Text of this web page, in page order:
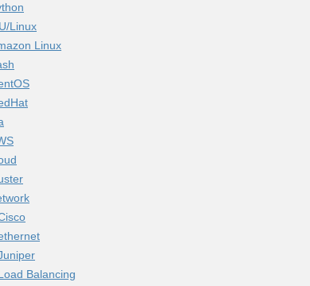
Linux
Linux
Balancing